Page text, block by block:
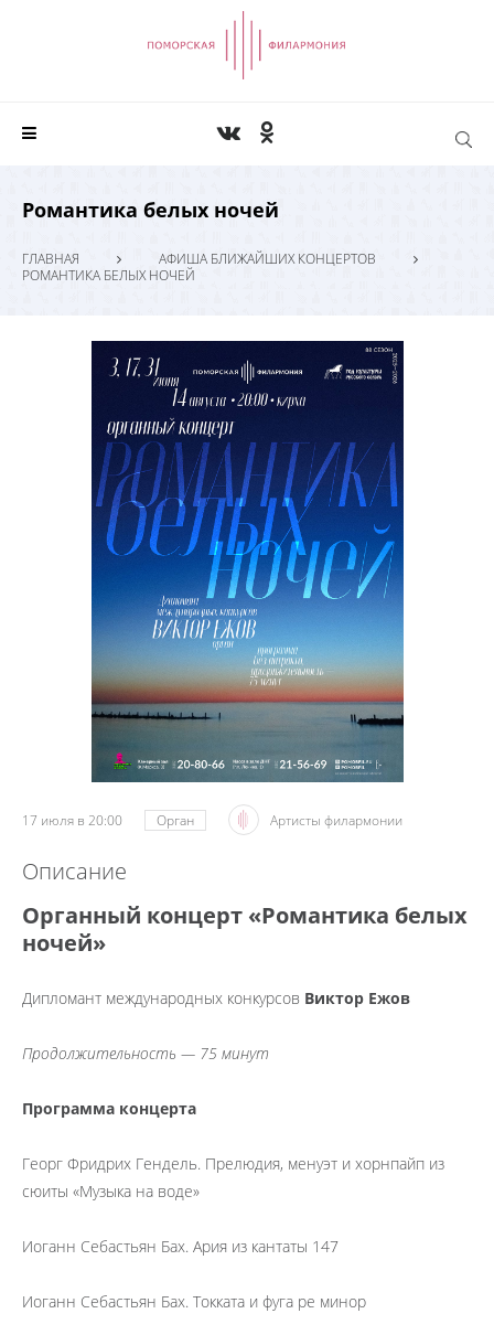
Романтика белых ночей
ГЛАВНАЯ
АФИША БЛИЖАЙШИХ КОНЦЕРТОВ
РОМАНТИКА БЕЛЫХ НОЧЕЙ
17 июля в 20:00 Орган Артисты филармонии
Описание
Органный концерт «Романтика белых
ночей»
Дипломант международных конкурсов Виктор Ежов
Продолжительность — 75 минут
Программа концерта
Георг Фридрих Гендель. Прелюдия, менуэт и хорнпайп из
сюиты «Музыка на воде»
Иоганн Себастьян Бах. Ария из кантаты 147
Иоганн Себастьян Бах. Токката и фуга ре минор